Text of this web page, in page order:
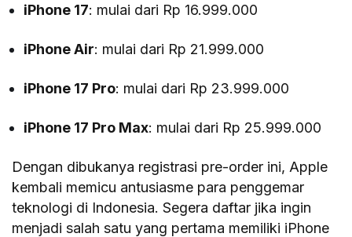
iPhone 17: mulai dari Rp 16.999.000
iPhone Air: mulai dari Rp 21.999.000
iPhone 17 Pro: mulai dari Rp 23.999.000
iPhone 17 Pro Max: mulai dari Rp 25.999.000
Dengan dibukanya registrasi pre-order ini, Apple
kembali memicu antusiasme para penggemar
teknologi di Indonesia. Segera daftar jika ingin
menjadi salah satu yang pertama memiliki iPhone